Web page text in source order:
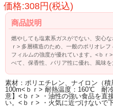
価格:308円(税込)
商品説明
燃やしても塩素系ガスがでない、安心
ｒ> 多層構造のため、一般のポリオレ
フィルムの強度が優れています。<ｂｒ
べて、保香性、バリア性に優れ、風味
素材：ポリエチレン、ナイロン（
100m<ｂｒ> 耐熱温度：160℃ 耐
意】<ｂｒ> ・油性の強い食品を直
い。<ｂｒ> ・火気に近づけないで下